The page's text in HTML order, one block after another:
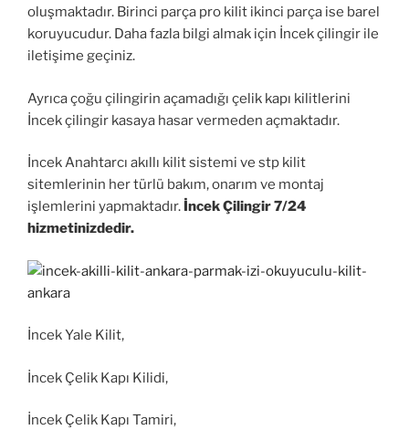
oluşmaktadır. Birinci parça pro kilit ikinci parça ise barel
koruyucudur. Daha fazla bilgi almak için İncek çilingir ile
iletişime geçiniz.
Ayrıca çoğu çilingirin açamadığı çelik kapı kilitlerini
İncek çilingir kasaya hasar vermeden açmaktadır.
İncek Anahtarcı akıllı kilit sistemi ve stp kilit
sitemlerinin her türlü bakım, onarım ve montaj
işlemlerini yapmaktadır. İncek Çilingir 7/24
hizmetinizdedir.
İncek Yale Kilit,
İncek Çelik Kapı Kilidi,
İncek Çelik Kapı Tamiri,